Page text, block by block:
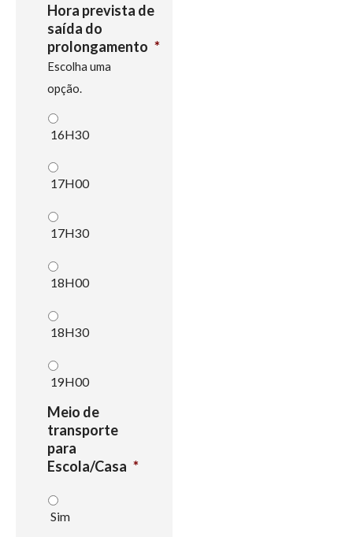
Hora prevista de
saída do
prolongamento *
Escolha uma
opção.
16H30
17H00
17H30
18H00
18H30
19H00
Meio de
transporte
para
Escola/Casa *
Sim